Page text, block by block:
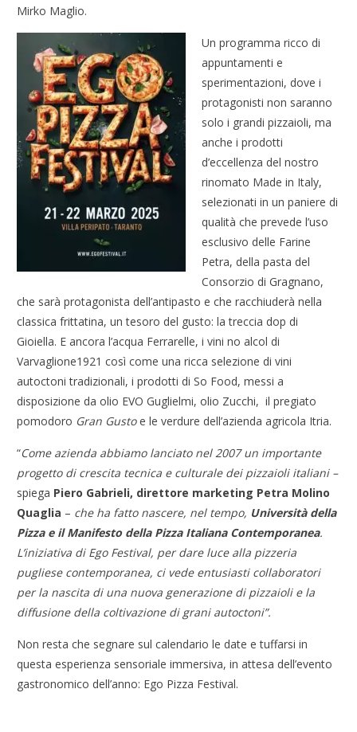
Mirko Maglio.
Un programma ricco di
appuntamenti e
sperimentazioni, dove i
protagonisti non saranno
solo i grandi pizzaioli, ma
anche i prodotti
d’eccellenza del nostro
rinomato Made in Italy,
selezionati in un paniere di
qualità che prevede l’uso
esclusivo delle Farine
Petra, della pasta del
Consorzio di Gragnano,
che sarà protagonista dell’antipasto e che racchiuderà nella
classica frittatina, un tesoro del gusto: la treccia dop di
Gioiella. E ancora l’acqua Ferrarelle, i vini no alcol di
Varvaglione1921 così come una ricca selezione di vini
autoctoni tradizionali, i prodotti di So Food, messi a
disposizione da olio EVO Guglielmi, olio Zucchi, il pregiato
pomodoro Gran Gustoe le verdure dell’azienda agricola Itria.
“Come azienda abbiamo lanciato nel 2007 un importante
progetto di crescita tecnica e culturale dei pizzaioli italiani –
spiega Piero Gabrieli, direttore marketing Petra Molino
Quaglia – che ha fatto nascere, nel tempo, Università della
Pizza e il Manifesto della Pizza Italiana Contemporanea.
L’iniziativa di Ego Festival, per dare luce alla pizzeria
pugliese contemporanea, ci vede entusiasti collaboratori
per la nascita di una nuova generazione di pizzaioli e la
diffusione della coltivazione di grani autoctoni”.
Non resta che segnare sul calendario le date e tuffarsi in
questa esperienza sensoriale immersiva, in attesa dell’evento
gastronomico dell’anno: Ego Pizza Festival.